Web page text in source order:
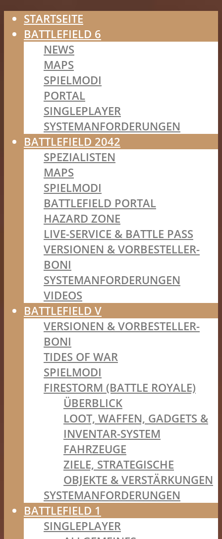
STARTSEITE
BATTLEFIELD 6
NEWS
MAPS
SPIELMODI
PORTAL
SINGLEPLAYER
SYSTEMANFORDERUNGEN
BATTLEFIELD 2042
SPEZIALISTEN
MAPS
SPIELMODI
BATTLEFIELD PORTAL
HAZARD ZONE
LIVE-SERVICE & BATTLE PASS
VERSIONEN & VORBESTELLER-
BONI
SYSTEMANFORDERUNGEN
VIDEOS
BATTLEFIELD V
VERSIONEN & VORBESTELLER-
BONI
TIDES OF WAR
SPIELMODI
FIRESTORM (BATTLE ROYALE)
ÜBERBLICK
LOOT, WAFFEN, GADGETS &
INVENTAR-SYSTEM
FAHRZEUGE
ZIELE, STRATEGISCHE
OBJEKTE & VERSTÄRKUNGEN
SYSTEMANFORDERUNGEN
BATTLEFIELD 1
SINGLEPLAYER